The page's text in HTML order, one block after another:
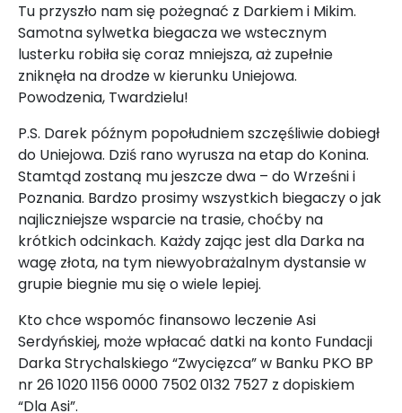
Tu przyszło nam się pożegnać z Darkiem i Mikim.
Samotna sylwetka biegacza we wstecznym
lusterku robiła się coraz mniejsza, aż zupełnie
zniknęła na drodze w kierunku Uniejowa.
Powodzenia, Twardzielu!
P.S. Darek późnym popołudniem szczęśliwie dobiegł
do Uniejowa. Dziś rano wyrusza na etap do Konina.
Stamtąd zostaną mu jeszcze dwa – do Wrześni i
Poznania. Bardzo prosimy wszystkich biegaczy o jak
najliczniejsze wsparcie na trasie, choćby na
krótkich odcinkach. Każdy zając jest dla Darka na
wagę złota, na tym niewyobrażalnym dystansie w
grupie biegnie mu się o wiele lepiej.
Kto chce wspomóc finansowo leczenie Asi
Serdyńskiej, może wpłacać datki na konto Fundacji
Darka Strychalskiego “Zwycięzca” w Banku PKO BP
nr 26 1020 1156 0000 7502 0132 7527 z dopiskiem
“Dla Asi”.